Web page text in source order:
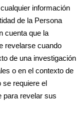
información
de la Persona
cuenta que la
revelarse cuando
de una investigación
o en el contexto de
requiere el
para revelar sus